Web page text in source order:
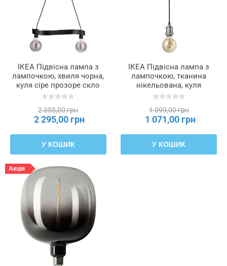
ІКЕА Підвісна лампа з
лампочкою, хвиля чорна,
куля сіре прозоре скло
ACKJA / MOLNART,
2 355,00 грн
2 295,00 грн
У КОШИК
ІКЕА Підвісна лампа з
лампочкою, тканина
нікельована, куля
коричневе прозоре скло
395.826.48
1 099,00 грн
1 071,00 грн
У КОШИК
Акція